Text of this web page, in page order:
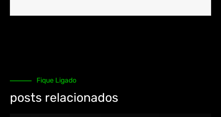
Fique Ligado
posts relacionados